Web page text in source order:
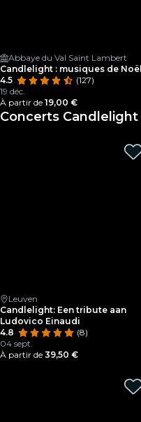
Abbaye du Val Saint Lambert
Candlelight : musiques de Noël
4.5
(127)
19 déc.
À partir de 19,00 €
Concerts
Leuven
Candlelight: Een tribute aan
Ludovico Einaudi
4.8
(8)
04 sept.
À partir de 39,50 €